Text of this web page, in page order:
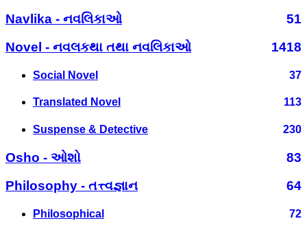
Navlika - નવલિકાઓ
51
Novel - નવલકથા તથા નવલિકાઓ
1418
Social Novel 37
Translated Novel 113
Suspense & Detective 230
Osho - ઓશો
83
Philosophy - તત્ત્વજ્ઞાન
64
Philosophical 72